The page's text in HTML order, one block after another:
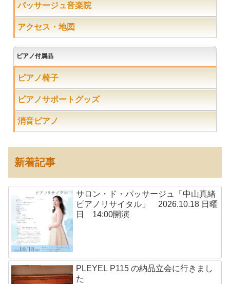
パッサージュ音楽院
アクセス・地図
ピアノ付属品
ピアノ椅子
ピアノサポートグッズ
消音ピアノ
新着記事
サロン・ド・パッサージュ「中山真緒
ピアノリサイタル」 2026.10.18 日曜
日 14:00開演
PLEYEL P115 の納品立会に行きまし
た